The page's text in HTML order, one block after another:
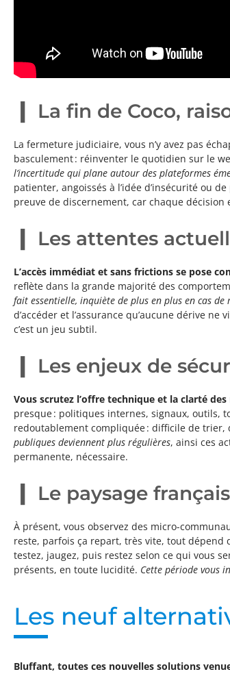
La fin de Coco,
La fermeture judiciaire, vous n’y avez pas
basculement : réinventer le quotidien sur le
l’incertitude qui plane autour des plateformes
patienter, angoissés à l’idée d’insécurité ou
preuve de discernement, car chaque décision
Les attentes
L’accès immédiat et sans frictions se pose
reflète dans la grande majorité des
fait essentielle, inquiète de plus en plus en cas
d’accéder et l’assurance qu’aucune dérive
c’est un jeu subtil.
Les enjeux de
Vous scrutez l’offre technique et la clarté
presque : politiques internes, signaux, outils,
redoutablement compliquée : difficile de trier,
publiques deviennent plus régulières, ainsi ces
permanente, nécessaire.
Le paysage
À présent, vous observez des micro-
reste, parfois ça repart, très vite, tout dépend
testez, jaugez, puis restez selon ce qui vous
présents, en toute lucidité. Cette période vous
Les neuf
Bluffant, toutes ces nouvelles solutions